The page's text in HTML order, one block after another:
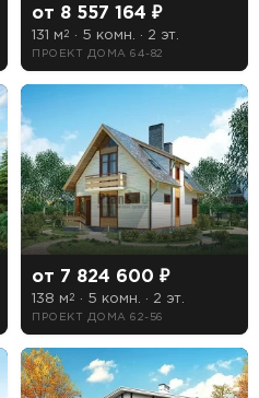
от 8 557 164 ₽
131 м 2 · 5 комн. · 2 эт.
ПРОЕКТ ДОМА 64-82
от 7 824 600 ₽
138 м 2 · 5 комн. · 2 эт.
ПРОЕКТ ДОМА 62-56